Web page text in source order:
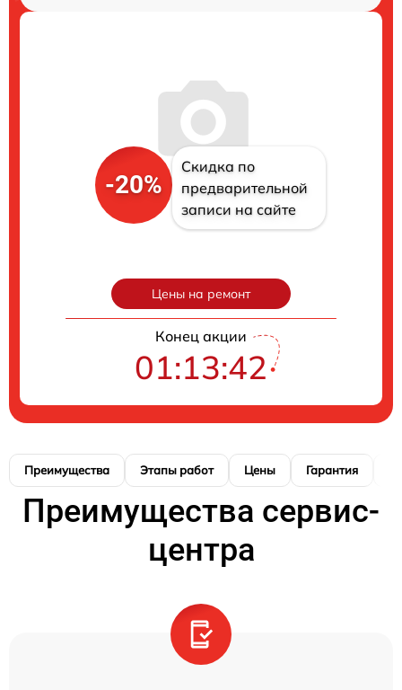
-20%
Скидка по
предварительной
записи на сайте
Цены на ремонт
Конец акции
01:13:40
Преимущества Этапы работ Цены Гарантия
Преимущества сервис-
центра